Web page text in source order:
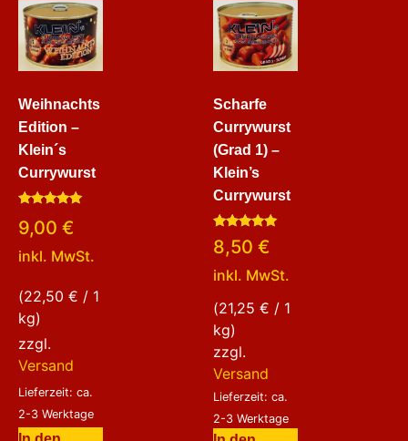
Weihnachts
Edition –
Klein´s
Currywurst
mit
5.00
von 5
9,00 €
inkl. MwSt.
(22,50 € / 1
kg)
zzgl.
Versand
Lieferzeit: ca.
2-3 Werktage
Scharfe
Currywurst
(Grad 1) –
Klein’s
Currywurst
Bewertet
mit
von 5
8,50 €
inkl. MwSt.
(21,25 € / 1
kg)
zzgl.
Versand
Lieferzeit: ca.
2-3 Werktage